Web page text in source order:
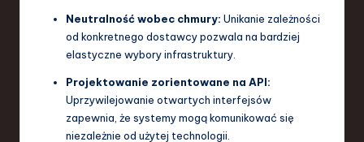
Neutralność wobec chmury: Unikanie zależności
od konkretnego dostawcy pozwala na bardziej
elastyczne wybory infrastruktury.
Projektowanie zorientowane na API:
Uprzywilejowanie otwartych interfejsów
zapewnia, że systemy mogą komunikować się
niezależnie od użytej technologii.